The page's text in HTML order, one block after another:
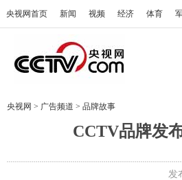
央视网首页 新闻 视频 经济 体育
央视网 > 广告频道 > 品牌故事
CCTV品牌发
发